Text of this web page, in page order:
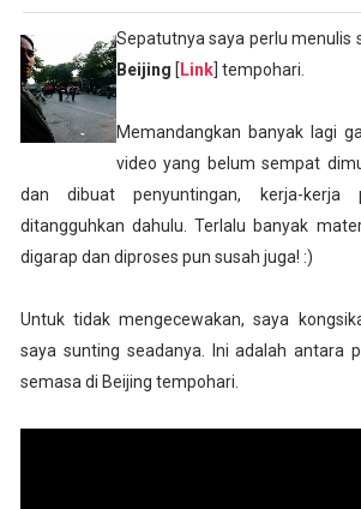
Sepatutnya saya perlu menulis
Beijing [ Link] tempohari.
Memandangkan banyak lagi
video yang belum sempat
dan dibuat penyuntingan, kerja-kerja
ditangguhkan dahulu. Terlalu banyak
digarap dan diproses pun susah juga! :)
Untuk tidak mengecewakan, saya
saya sunting seadanya. Ini adalah antara
semasa di Beijing tempohari.